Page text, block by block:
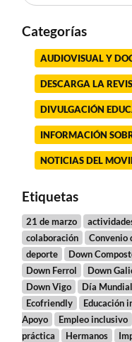
Categorías
AUDIOVISUAL Y
DESCARGA LA
DIVULGACIÓN
INFORMACIÓN
NOTICIAS DEL
Etiquetas
21 de marzo
colaboración
Convenio
deporte
Down
Down Ferrol
Down
Down Vigo
Día
Ecofriendly
Educación
Apoyo
Empleo inclusivo
práctica
Hermanos